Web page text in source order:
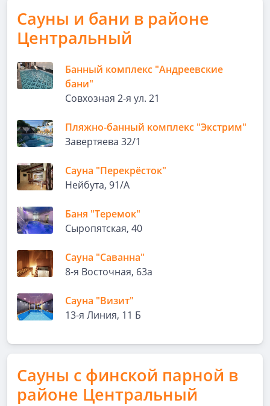
Сауны и бани в районе
Центральный
Банный комплекс "Андреевские
бани"
Совхозная 2-я ул. 21
Пляжно-банный комплекс "Экстрим"
Завертяева 32/1
Сауна "Перекрёсток"
Нейбута, 91/А
Баня "Теремок"
Сыропятская, 40
Сауна "Саванна"
8-я Восточная, 63а
Сауна "Визит"
13-я Линия, 11 Б
Сауны с финской парной в
районе Центральный